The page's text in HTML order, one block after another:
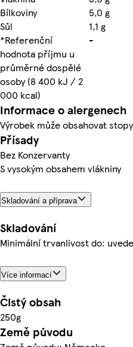
Bílkoviny
5,0 g
Sůl
1,1 g
*Referenční
hodnota příjmu u
průměrné dospělé
osoby (8 400 kJ / 2
000 kcal)
-
Informace o alergenech
Výrobek může obsahovat
Přísady
Bez Konzervanty
S vysokým obsahem vlákniny
Skladování a příprava
Skladování
Minimální trvanlivost do:
Více informací
Čistý obsah
250g
Země původu